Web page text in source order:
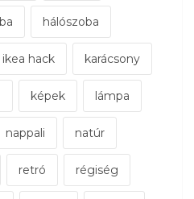
hálószoba
ikea hack karácsony
képek lámpa
nappali natúr
retró régiség